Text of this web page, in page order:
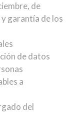
de
garantía de los
de datos
a
del